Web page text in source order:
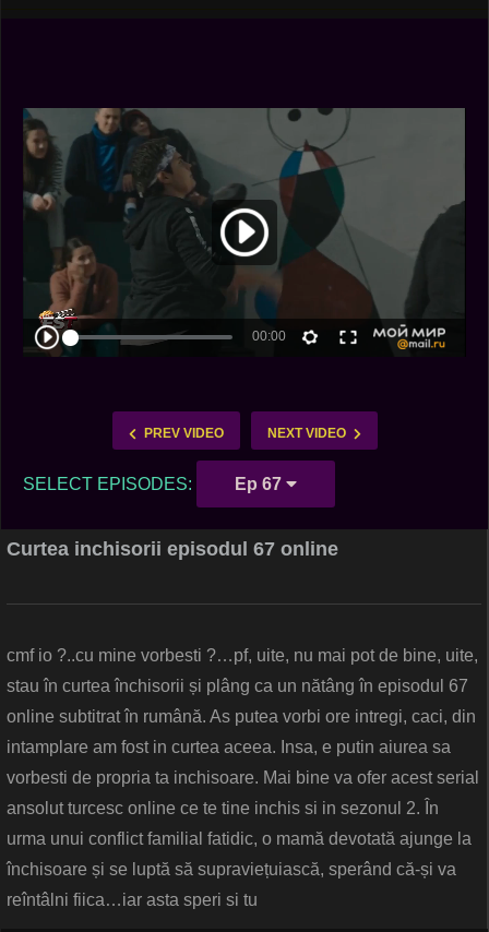
PREV VIDEO NEXT VIDEO
SELECT EPISODES: Ep 67
Curtea inchisorii episodul 67 online
cmf io ?..cu mine vorbesti ?…pf, uite, nu mai pot de bine, uite,
stau în curtea închisorii și plâng ca un nătâng în episodul 67
online subtitrat în rumână. As putea vorbi ore intregi, caci, din
intamplare am fost in curtea aceea. Insa, e putin aiurea sa
vorbesti de propria ta inchisoare. Mai bine va ofer acest serial
ansolut turcesc online ce te tine inchis si in sezonul 2. În
urma unui conflict familial fatidic, o mamă devotată ajunge la
închisoare și se luptă să supraviețuiască, sperând că-și va
reîntâlni fiica…iar asta speri si tu